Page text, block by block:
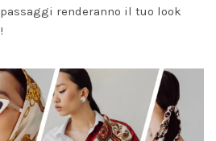
renderanno il tuo look